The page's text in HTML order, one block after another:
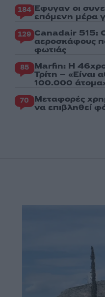
184 Έφυγαν οι
επόμενη μέρα
129 Canadair 515:
αεροσκάφους
φωτιάς
85 Marfin: Η
Τρίτη – «Είναι
100.000
70 Μεταφορές
να επιβληθεί